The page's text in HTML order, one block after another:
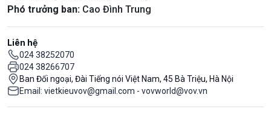
Phó trưởng ban: Cao Đình Trung
Liên hệ
024 38252070
024 38266707
Ban Đối ngoại, Đài Tiếng nói Việt Nam, 45 Bà Triệu, Hà Nội
Email: vietkieuvov@gmail.com - vovworld@vov.vn